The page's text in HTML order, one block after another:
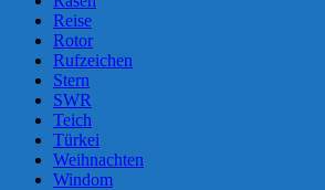
Reise
Rotor
Rufzeichen
Stern
SWR
Teich
Türkei
Weihnachten
Windom